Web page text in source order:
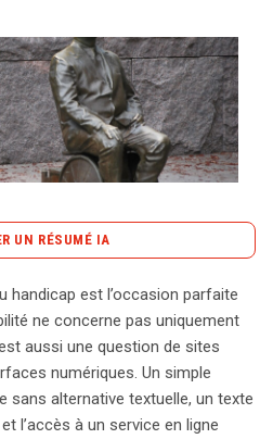
CONTACT
UN RÉSUMÉ IA
du handicap souligne
au-delà des espaces
le numérique. La Directive
sous le nom d’«
rendre le web et les
handicap est l’occasion parfaite
ne concerne pas uniquement
aussi une question de sites
numériques. Un simple
sans alternative textuelle, un texte
l’accès à un service en ligne